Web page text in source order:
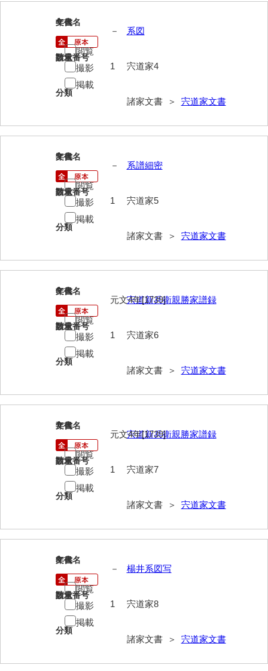
内海家文書
宇野家文書
馬屋原家文書
梅村明文書
江浪家文書
惠本家文書
恵良宏収集文書
相木家文書
大田家文書
大中家文書
大中家文書（神奈川県）
大野毛利家文書
大村益次郎文書
大本氏収集文書
岡田家文書（徳地町）
岡田家文書（萩市）
岡田学収集史料
岡藤家文書
小川五郎収集史料
尾崎家文書
尾崎家文書（防府市）
4
文書名
系図
請求番号
宍道家4
分類
諸家文書 ＞ 宍道家文書
年代
－
数量
1
閲覧
撮影
掲載
5
文書名
系譜細密
請求番号
宍道家5
分類
諸家文書 ＞ 宍道家文書
年代
－
数量
1
閲覧
撮影
掲載
6
文書名
宍道新兵衛親勝家譜録
請求番号
宍道家6
分類
諸家文書 ＞ 宍道家文書
年代
元文4年[1739]
数量
1
閲覧
撮影
掲載
7
文書名
宍道新兵衛親勝家譜録
請求番号
宍道家7
分類
諸家文書 ＞ 宍道家文書
年代
元文4年[1739]
数量
1
閲覧
撮影
掲載
8
文書名
楊井系図写
請求番号
宍道家8
分類
諸家文書 ＞ 宍道家文書
年代
－
数量
1
閲覧
撮影
掲載